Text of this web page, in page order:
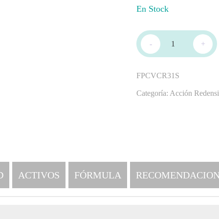
En Stock
- +
FPCVCR31S
Categoría: Acción
ACTIVOS FÓRMULA